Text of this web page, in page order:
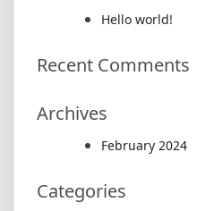
Hello world!
Recent Comments
Archives
February 2024
Categories